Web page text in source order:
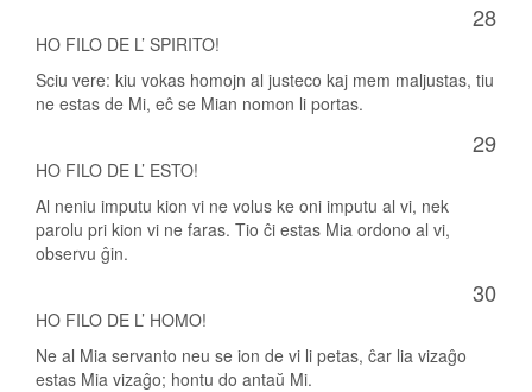
28
HO FILO DE L’ SPIRITO!
Sciu vere: kiu vokas homojn al justeco kaj mem maljustas, tiu
ne estas de Mi, eĉ se Mian nomon li portas.
29
HO FILO DE L’ ESTO!
Al neniu imputu kion vi ne volus ke oni imputu al vi, nek
parolu pri kion vi ne faras. Tio ĉi estas Mia ordono al vi,
observu ĝin.
30
HO FILO DE L’ HOMO!
Ne al Mia servanto neu se ion de vi li petas, ĉar lia vizaĝo
estas Mia vizaĝo; hontu do antaŭ Mi.